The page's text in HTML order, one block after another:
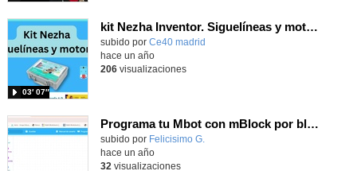
kit Nezha Inventor. Siguelíneas y motores
subido por Ce40 madrid
03′ 07″
hace un año
206visualizaciones
Programa tu Mbot con mBlock por bloques. Te sorprenderá como funciona.
Contenido educativo.
subido por Felicisimo G.
hace un año
32 visualizaciones